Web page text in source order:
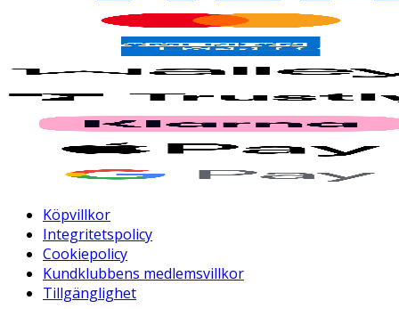
Köpvillkor
Integritetspolicy
Cookiepolicy
Kundklubbens medlemsvillkor
Tillgänglighet